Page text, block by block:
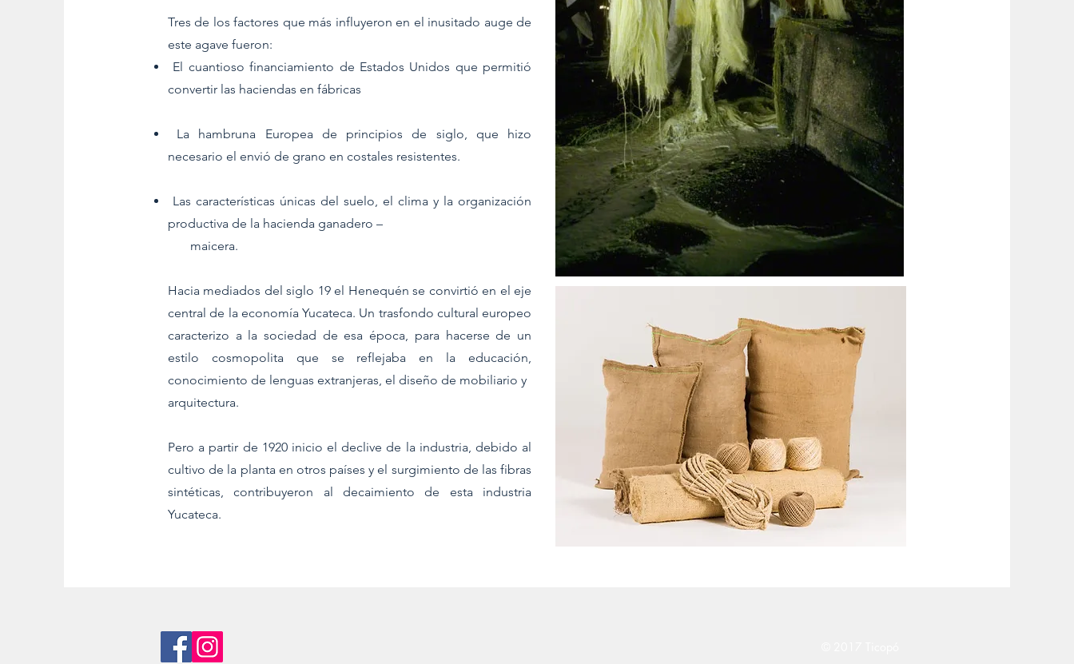
Tres de los factores que más influyeron en el inusitado auge de
este agave fueron:
El cuantioso financiamiento de Estados Unidos que permitió
convertir las haciendas en fábricas
La hambruna Europea de principios de siglo, que hizo
necesario el envió de grano en costales resistentes.
Las características únicas del suelo, el clima y la organización
productiva de la hacienda ganadero –
maicera.
Hacia mediados del siglo 19 el Henequén se convirtió en el eje
central de la economía Yucateca. Un trasfondo cultural europeo
caracterizo a la sociedad de esa época, para hacerse de un
estilo cosmopolita que se reflejaba en la educación,
conocimiento de lenguas extranjeras, el diseño de mobiliario y
arquitectura.
Pero a partir de 1920 inicio el declive de la industria, debido al
cultivo de la planta en otros países y el surgimiento de las fibras
sintéticas, contribuyeron al decaimiento de esta industria
Yucateca.